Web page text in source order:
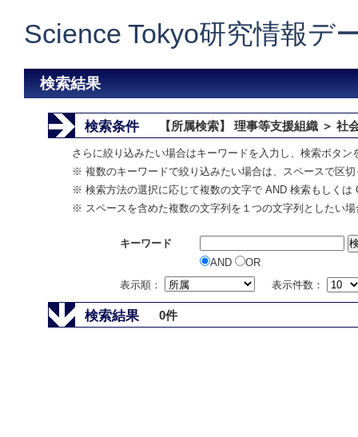
Science Tokyo研究情報デ
検索結果
検索条件 【所属検索】 理事等支援組織 ＞
さらに絞り込みたい場合はキーワードを入力し、検索ボタ
※ 複数のキーワードで絞り込みたい場合は、スペースで区
※ 検索方法の選択に応じて複数の文字で AND 検索もしくは
※ スペースを含めた複数の文字列を１つの文字列としたい
キーワード
AND
OR
表示順：
表示件数：
検索結果 0件